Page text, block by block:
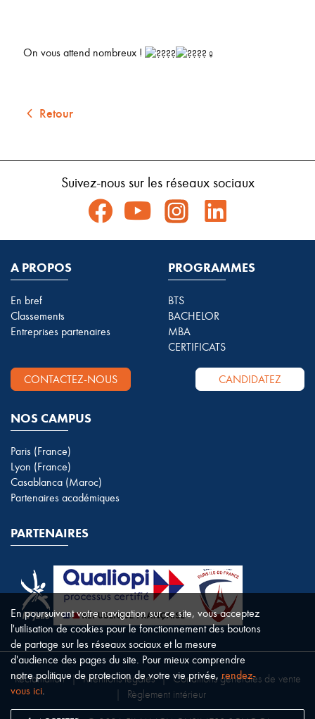
On vous attend nombreux !
Retour
Suivez-nous sur les réseaux sociaux
A PROPOS
En bref
Classements
Entreprises partenaires
PROGRAMMES
BTS
BACHELOR
MBA
CERTIFICATS
CONTACTEZ-NOUS CANDIDATEZ
NOS CAMPUS
Paris (France)
Lyon (France)
Casablanca (Maroc)
Partenaires académiques
PARTENAIRES
Réclamation | Mentions légales | Conditions générales de vente
Règlement intérieur
En poursuivant votre navigation sur ce site, vous acceptez
l'utilisation de cookies pour le fonctionnement des boutons
de partage sur les réseaux sociaux et la mesure
d'audience des pages du site. Pour mieux comprendre
notre politique de protection de votre vie privée,rendez-
vous ici.